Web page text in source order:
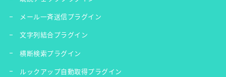
メール一斉送信プラグイン
文字列結合プラグイン
横断検索プラグイン
ルックアップ自動取得プラグイン